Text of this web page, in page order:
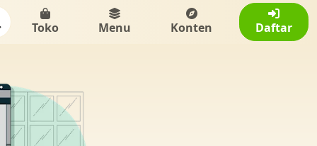
Toko Menu Konten Daftar